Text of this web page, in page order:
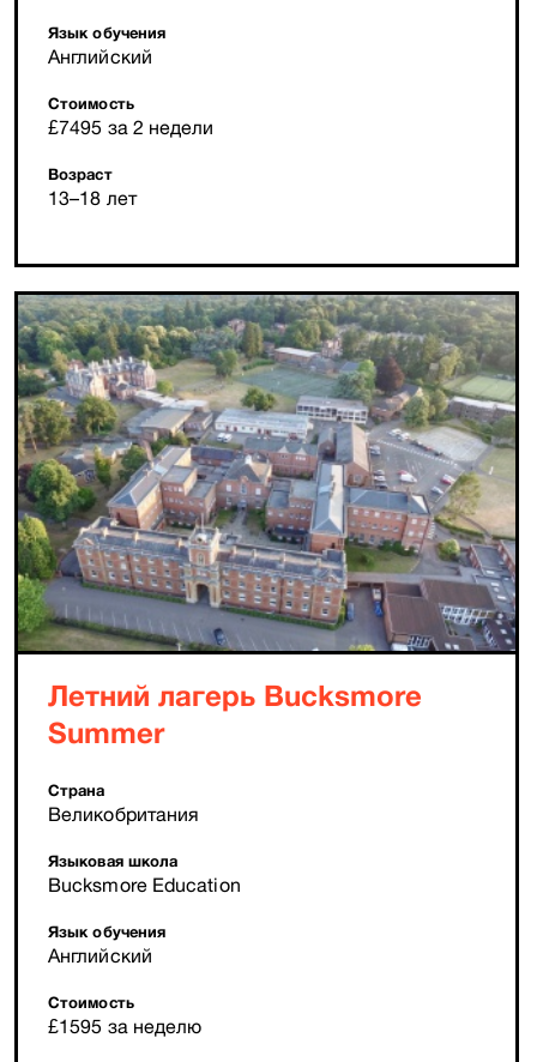
Язык обучения
Английский
Стоимость
£7495 за 2 недели
Возраст
13–18 лет
Летний лагерь Bucksmore
Summer
Страна
Великобритания
Языковая школа
Bucksmore Education
Язык обучения
Английский
Стоимость
£1595 за неделю